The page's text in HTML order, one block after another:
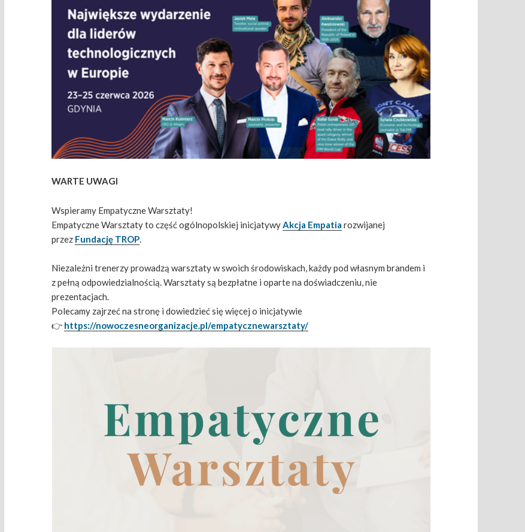
WARTE UWAGI
Wspieramy Empatyczne Warsztaty!
Empatyczne Warsztaty to część ogólnopolskiej inicjatywyAkcja Empatia rozwijanej
przez Fundację TROP.
Niezależni trenerzy prowadzą warsztaty w swoich środowiskach, każdy pod własnym brandem i
z pełną odpowiedzialnością. Warsztaty są bezpłatne i oparte na doświadczeniu, nie
prezentacjach.
Polecamy zajrzeć na stronę i dowiedzieć się więcej o inicjatywie
👉 https://nowoczesneorganizacje.pl/empatycznewarsztaty/